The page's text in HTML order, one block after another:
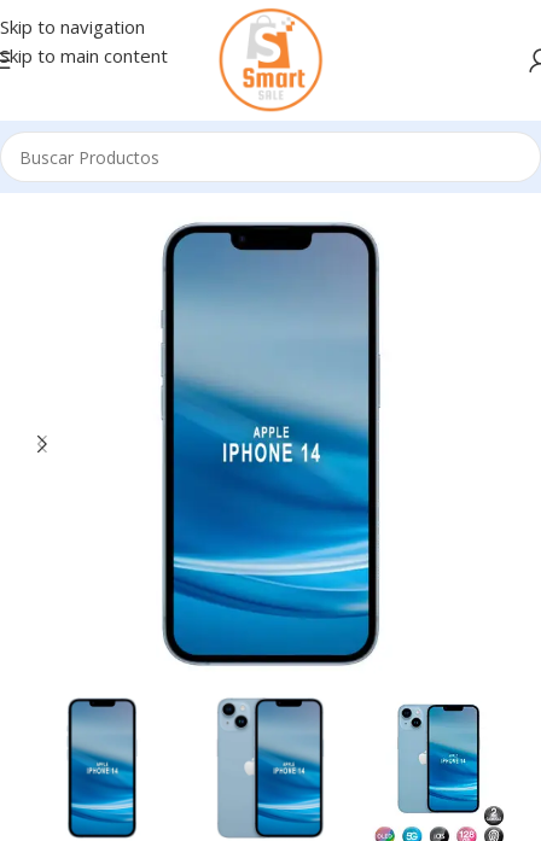
Skip to navigation
Skip to main content
Inicio/Celulares/IPHONE